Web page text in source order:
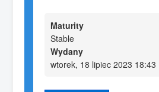
Maturity
Stable
Wydany
wtorek, 18 lipiec 2023 18:43